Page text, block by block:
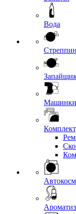
Вода
Машинки